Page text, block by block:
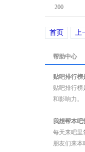
200
首页 上
帮助中心
贴吧排行榜
贴吧排行
和影响力。
我想帮本吧
每天来吧里
朋友们来本